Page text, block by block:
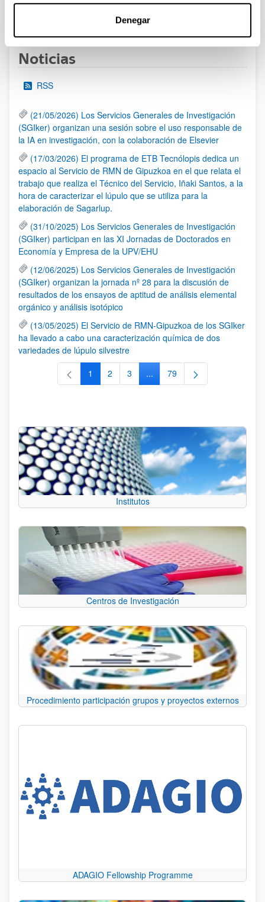
Denegar
Páginas intermedias Use TAB para desplazarse.
PáginaPágina
Noticias
RSS
(21/05/2026) Los Servicios Generales de Investigación
(SGIker) organizan una sesión sobre el uso responsable de
la IA en investigación, con la colaboración de Elsevier
(17/03/2026) El programa de ETB Tecnólopis dedica un
espacio al Servicio de RMN de Gipuzkoa en el que relata el
trabajo que realiza el Técnico del Servicio, Iñaki Santos, a la
hora de caracterizar el lúpulo que se utiliza para la
elaboración de Sagarlup.
(31/10/2025) Los Servicios Generales de Investigación
(SGIker) participan en las XI Jornadas de Doctorados en
Economía y Empresa de la UPV/EHU
(12/06/2025) Los Servicios Generales de Investigación
(SGIker) organizan la jornada nº 28 para la discusión de
resultados de los ensayos de aptitud de análisis elemental
orgánico y análisis isotópico
(13/05/2025) El Servicio de RMN-Gipuzkoa de los SGIker
ha llevado a cabo una caracterización química de dos
variedades de lúpulo silvestre
Página
1 Página
2 Página
3 ...Páginas intermedias Use TAB
Página
79
Institutos
Centros de Investigación
Procedimiento participación grupos y proyectos externos
ADAGIO Fellowship Programme